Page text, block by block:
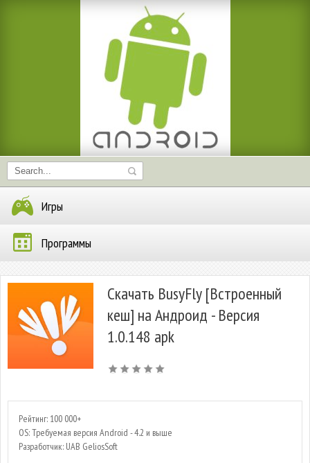
Игры
Программы
Скачать BusyFly [Встроенный
кеш] на Андроид - Версия
1.0.148 apk
Рейтинг: 100 000+
OS: Требуемая версия Android - 4.2 и выше
Разработчик: UAB GeliosSoft